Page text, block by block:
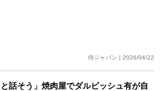
侍ジャパン | 2026/04/22
と話そう」焼肉屋でダルビッシュ有が自